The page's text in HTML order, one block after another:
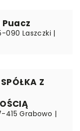
090 Laszczki |
Z
415 Grabowo |